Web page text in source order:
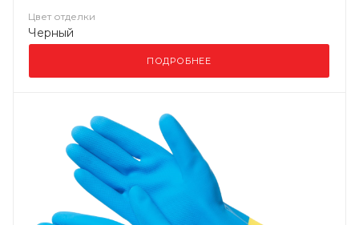
Цвет отделки
Черный
ПОДРОБНЕЕ